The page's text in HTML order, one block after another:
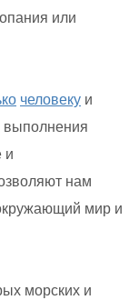
или
человеку и
выполнения
и
нам
мир и
морских и